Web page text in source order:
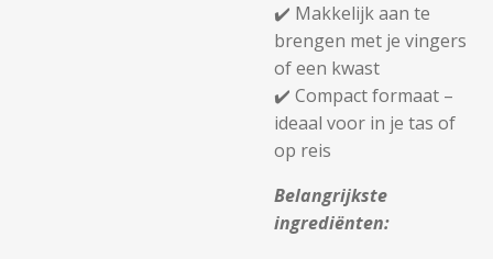
✔️ Makkelijk aan te
brengen met je vingers
of een kwast
✔️ Compact formaat –
ideaal voor in je tas of
op reis
Belangrijkste
ingrediënten: